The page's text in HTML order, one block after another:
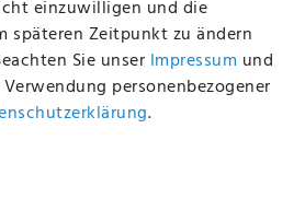
einzuwilligen und die
späteren Zeitpunkt zu ändern
Sie unser Impressum und
personenbezogener
.